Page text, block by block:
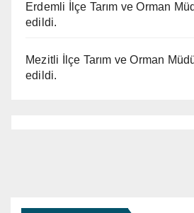
Erdemli İlçe Tarım ve Orman
edildi.
Mezitli İlçe Tarım ve Orman
edildi.